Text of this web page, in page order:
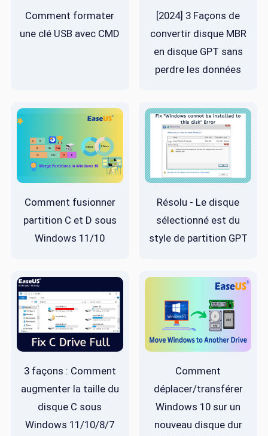
Comment formater
une clé USB avec CMD
[2024] 3 Façons de
convertir disque MBR
en disque GPT sans
perdre les données
Comment fusionner
partition C et D sous
Windows 11/10
Résolu - Le disque
sélectionné est du
style de partition GPT
3 façons : Comment
augmenter la taille du
disque C sous
Windows 11/10/8/7
Comment
déplacer/transférer
Windows 10 sur un
nouveau disque dur